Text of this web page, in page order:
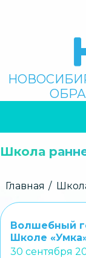
Поиск
НАВИГАЦИЯ
Школа
Строка
Главная
Волшебный
Школе
30 сентября